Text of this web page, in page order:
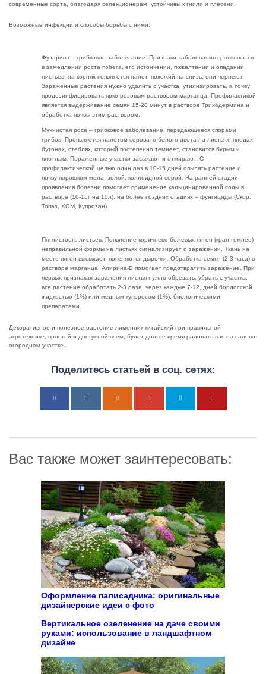
современные сорта, благодаря селекционерам, устойчивы к гнили и плесени.
Возможные инфекции и способы борьбы с ними:
Фузариоз – грибковое заболевание. Признаки заболевания проявляются
в замедлении роста побега, его истончении, пожелтении и опадании
листьев, на корнях появляется налет, похожий на слизь, они чернеют.
Зараженные растения нужно удалить с участка, утилизировать, а почву
продезинфицировать ярко-розовым раствором марганца. Профилактикой
является выдерживание семян 15-20 минут в растворе Триходермина и
обработка почвы этим раствором.
Мучнистая роса – грибковое заболевание, передающееся спорами
грибов. Проявляется налетом серовато-белого цвета на листьях, плодах,
бутонах, стеблях, который постепенно темнеет, становится бурым и
плотным. Пораженные участки засыхают и отмирают. С
профилактической целью один раз в 10-15 дней опылять растение и
почву порошком мела, золой, коллоидной серой. На ранней стадии
проявления болезни помогает применение кальцинированной соды в
растворе (10-15г на 10л), на более поздних стадиях – фунгициды (Скор,
Топаз, ХОМ, Купрозан).
Пятнистость листьев. Появление коричнево-бежевых пятен (края темнее)
неправильной формы на листьях сигнализирует о заражении. Ткань на
месте пятен высыхает, появляются дырочки. Обработка семян (2-3 часа) в
растворе марганца, Алирина-Б помогает предотвратить заражение. При
первых признаках заражения листья нужно обрезать, убрать с участка,
все растение обработать 2-3 раза, через каждые 7-12, дней бордосской
жидкостью (1%) или медным купоросом (1%), биологическими
препаратами.
Декоративное и полезное растение лимонник китайский при правильной
агротехнике, простой и доступной всем, будет долгое время радовать вас на садово-
огородном участке.
Поделитесь статьей в соц. сетях:
Вас также может заинтересовать:
Оформление палисадника: оригинальные
дизайнерские идеи с фото
Вертикальное озеленение на даче своими
руками: использование в ландшафтном
дизайне